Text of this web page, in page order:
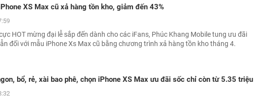
XS Max cũ xả hàng tồn kho, giảm đến 43%
HOT mừng đại lễ sắp đến dành cho các iFans, Phúc Khang Mobile tung ưu đãi
đối với mẫu iPhone Xs Max cũ bằng chương trình xả hàng tồn kho tháng 4.
bổ, rẻ, xài bao phê, chọn iPhone XS Max ưu đãi sốc chỉ còn từ 5.35 triệu